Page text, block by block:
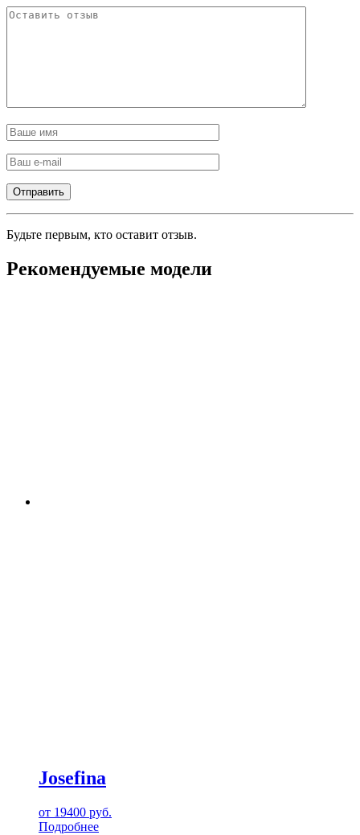
Будьте первым, кто оставит отзыв.
Рекомендуемые модели
Josefina
от 19400 руб.
Подробнее